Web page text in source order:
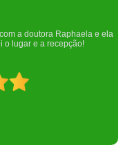
pelo que fizeram por nós!